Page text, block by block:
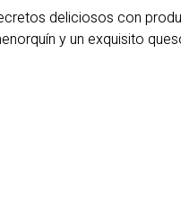
deliciosos con
y un exquisito